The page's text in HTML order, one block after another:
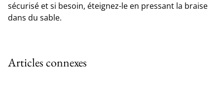
sécurisé et si besoin, éteignez-le en pressant la braise
dans du sable.
Articles connexes